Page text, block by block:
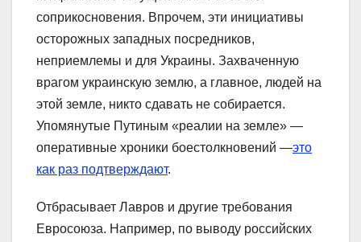
соприкосновения. Впрочем, эти инициативы
осторожных западных посредников,
неприемлемы и для Украины. Захваченную
врагом украинскую землю, а главное, людей на
этой земле, никто сдавать не собирается.
Упомянутые Путиным «реалии на земле» —
оперативные хроники боестолкновений —это
как раз подтверждают.
Отбрасывает Лавров и другие требования
Евросоюза. Например, по выводу российских